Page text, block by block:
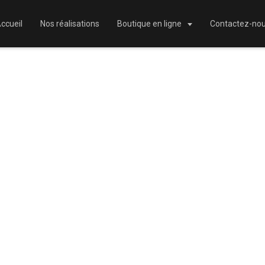
Nos réalisations Boutique en ligne Contactez-